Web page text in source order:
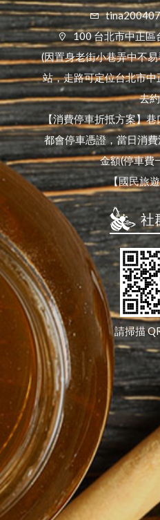
100 台北市中正區
(因置身老街小巷弄中不
站，走路可定位台北市
去
【消費停車折抵方案】
都會停車憑證，當日消
金額(停車費
【國民旅
社
請掃描